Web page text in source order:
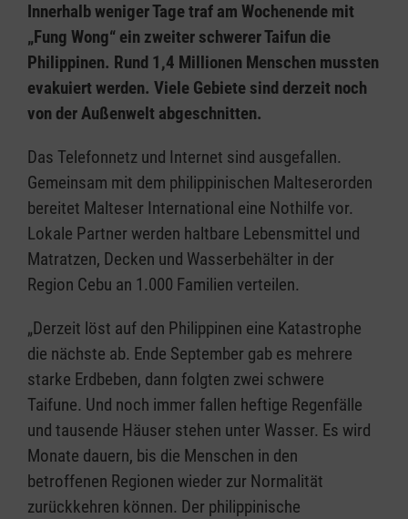
Innerhalb weniger Tage traf am Wochenende mit
„Fung Wong“ ein zweiter schwerer Taifun die
Philippinen. Rund 1,4 Millionen Menschen mussten
evakuiert werden. Viele Gebiete sind derzeit noch
von der Außenwelt abgeschnitten.
Das Telefonnetz und Internet sind ausgefallen.
Gemeinsam mit dem philippinischen Malteserorden
bereitet Malteser International eine Nothilfe vor.
Lokale Partner werden haltbare Lebensmittel und
Matratzen, Decken und Wasserbehälter in der
Region Cebu an 1.000 Familien verteilen.
„Derzeit löst auf den Philippinen eine Katastrophe
die nächste ab. Ende September gab es mehrere
starke Erdbeben, dann folgten zwei schwere
Taifune. Und noch immer fallen heftige Regenfälle
und tausende Häuser stehen unter Wasser. Es wird
Monate dauern, bis die Menschen in den
betroffenen Regionen wieder zur Normalität
zurückkehren können. Der philippinische